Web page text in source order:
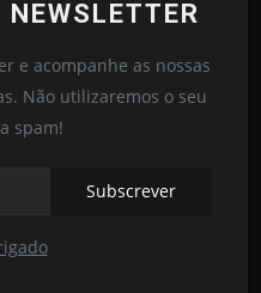
e acompanhe as nossas
Não utilizaremos o seu
spam!
Subscrever